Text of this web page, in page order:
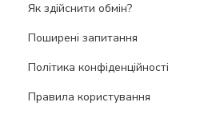
Як здійснити обмін?
Поширені запитання
Політика конфіденційності
Правила користування